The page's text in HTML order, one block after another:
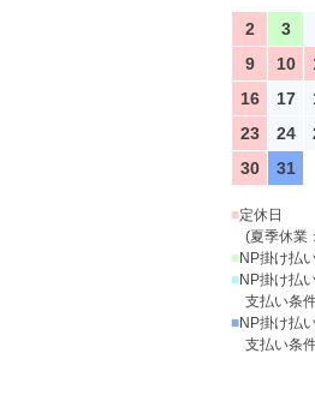
2
3
9
10
16
17
23
24
30
31
■定休日
(夏季休業
■NP掛け払
■NP掛け払
支払い条
■NP掛け払
支払い条